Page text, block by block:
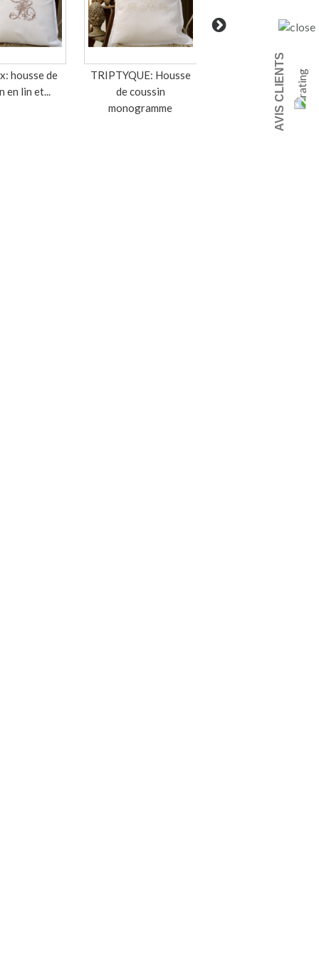
housse de
en lin et...
TRIPTYQUE: Housse
de coussin
monogramme
So Nice: coussin de
porte
AVIS CLIENTS